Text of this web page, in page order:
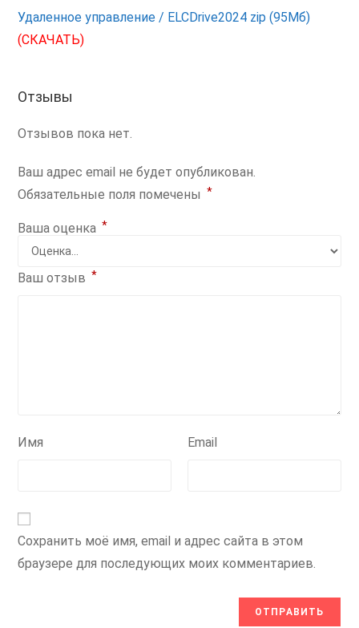
Удаленное управление / ELCDrive2024 zip (95Мб)
(СКАЧАТЬ)
Отзывы
Отзывов пока нет.
Ваш адрес email не будет опубликован.
Обязательные поля помечены *
Ваша оценка *
Ваш отзыв *
Имя Email
Сохранить моё имя, email и адрес сайта в этом
браузере для последующих моих комментариев.